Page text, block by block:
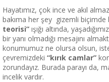
Hayatımız, çok ince ve akıl
bakıma her şey gizemli biçimde
teorisi” ışığı altında,
bir yanı olmadığı mesajını
konumumuz ne olursa olsun,
çevremizdeki “kırık camlar”
zorundayız. Burada parayı da,
incelik vardır.